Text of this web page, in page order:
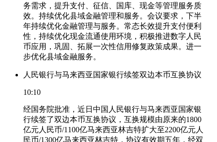
务需求，提升支付、征信、国库、现金等管理服务质
效。持续优化县域金融管理和服务。会议要求，下半
年持续优化金融管理与服务。常态长效提升支付便利
性，持续优化现金流通使用环境，积极推进数字人民
币应用，巩固、拓展一次性信用修复政策成果。进一
步优化县域金融服务。
人民银行与马来西亚国家银行续签双边本币互换协议
10:10
经国务院批准，近日中国人民银行与马来西亚国家银
行续签了双边本币互换协议，互换规模由原来的1800
亿元人民币/1100亿马来西亚林吉特扩大至2200亿元人
民币/1300亿马来西亚林吉特，协议有效期五年，经双